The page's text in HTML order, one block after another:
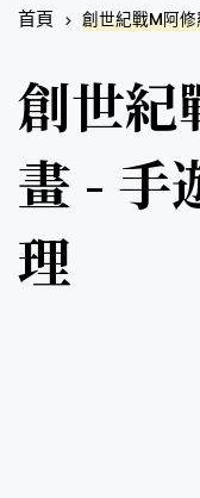
首頁 創世紀戰M阿
創世紀
畫 - 手
理